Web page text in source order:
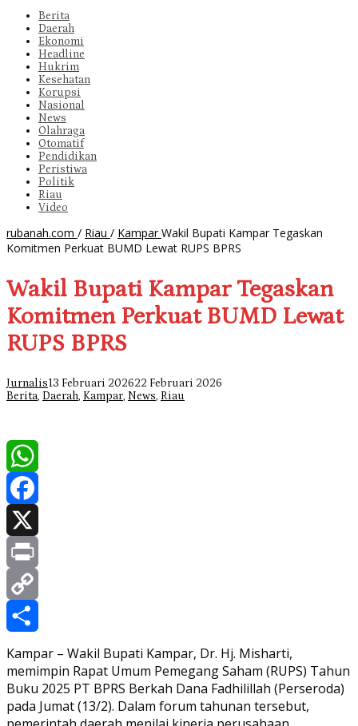
Berita
Daerah
Ekonomi
Headline
Hukrim
Kesehatan
Korupsi
Nasional
News
Olahraga
Otomatif
Pendidikan
Peristiwa
Politik
Riau
Video
rubanah.com / Riau / Kampar Wakil Bupati Kampar Tegaskan
Komitmen Perkuat BUMD Lewat RUPS BPRS
Wakil Bupati Kampar Tegaskan
Komitmen Perkuat BUMD Lewat
RUPS BPRS
Jurnalis13 Februari 202622 Februari 2026
Berita, Daerah, Kampar, News, Riau
WhatsApp
Facebook
X
Print
Copy
Link
Share
Kampar – Wakil Bupati Kampar, Dr. Hj. Misharti,
memimpin Rapat Umum Pemegang Saham (RUPS) Tahun
Buku 2025 PT BPRS Berkah Dana Fadhilillah (Perseroda)
pada Jumat (13/2). Dalam forum tahunan tersebut,